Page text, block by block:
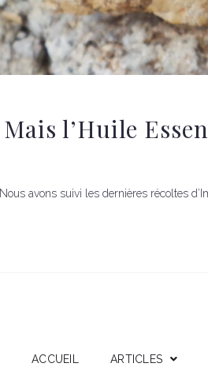
Mais l’Huile
Nous avons suivi les dernières récoltes
ACCUEIL ARTICLES